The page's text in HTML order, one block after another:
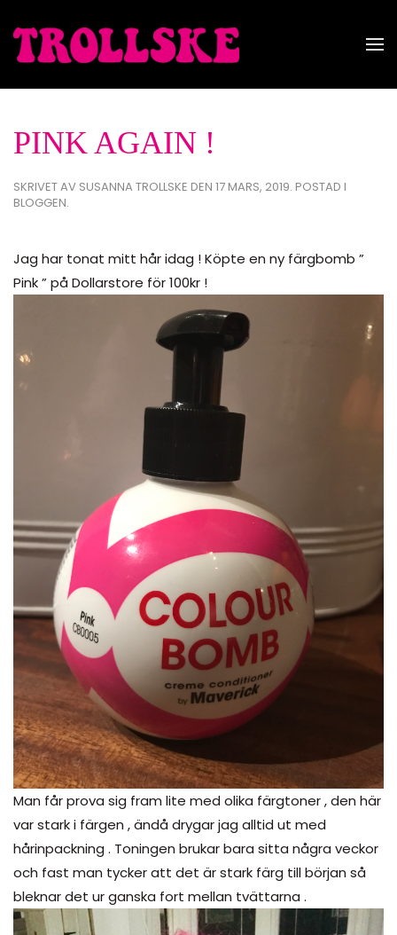
Skip to main content
PINK AGAIN !
SKRIVET AV SUSANNA TROLLSKE DEN 17 MARS, 2019. POSTAD I
BLOGGEN.
Jag har tonat mitt hår idag ! Köpte en ny färgbomb ”
Pink ” på Dollarstore för 100kr !
Man får prova sig fram lite med olika färgtoner , den här
var stark i färgen , ändå drygar jag alltid ut med
hårinpackning . Toningen brukar bara sitta några veckor
och fast man tycker att det är stark färg till början så
bleknar det ur ganska fort mellan tvättarna .